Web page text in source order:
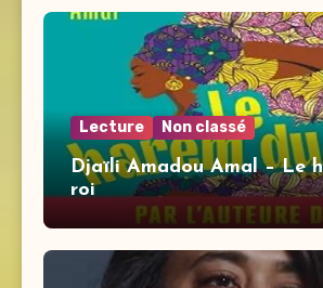
Lecture Non classé
Djaïli Amadou Amal – Le
roi